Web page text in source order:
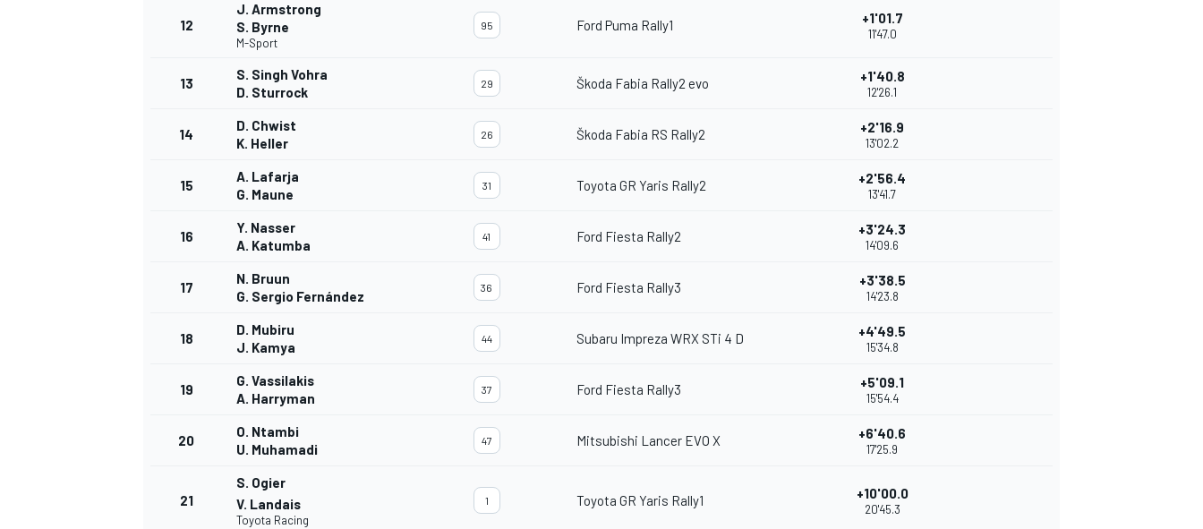
12
J. Armstrong
S. Byrne
M-Sport
95 Ford Puma Rally1 +1'01.7
11'47.0
13
S. Singh Vohra
D. Sturrock
29 Škoda Fabia Rally2 evo +1'40.8
12'26.1
14
D. Chwist
K. Heller
26 Škoda Fabia RS Rally2 +2'16.9
13'02.2
15
A. Lafarja
G. Maune
31 Toyota GR Yaris Rally2 +2'56.4
13'41.7
16
Y. Nasser
A. Katumba
41 Ford Fiesta Rally2 +3'24.3
14'09.6
17
N. Bruun
G. Sergio Fernández
36 Ford Fiesta Rally3 +3'38.5
14'23.8
18
D. Mubiru
J. Kamya
44 Subaru Impreza WRX STi 4 D +4'49.5
15'34.8
19
G. Vassilakis
A. Harryman
37 Ford Fiesta Rally3 +5'09.1
15'54.4
20
O. Ntambi
U. Muhamadi
47 Mitsubishi Lancer EVO X +6'40.6
17'25.9
21
S. Ogier
V. Landais
Toyota Racing
1 Toyota GR Yaris Rally1 +10'00.0
20'45.3